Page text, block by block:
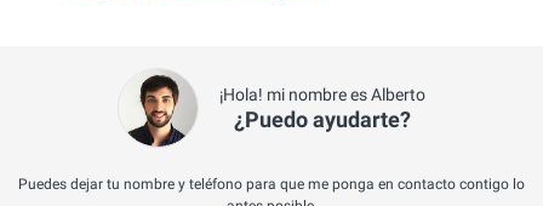
¡Hola! mi nombre es Alberto
¿Puedo ayudarte?
Puedes dejar tu nombre y teléfono para que me ponga en contacto contigo lo